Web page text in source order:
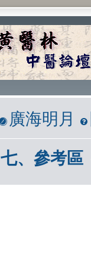
廣海明月
七、參考區